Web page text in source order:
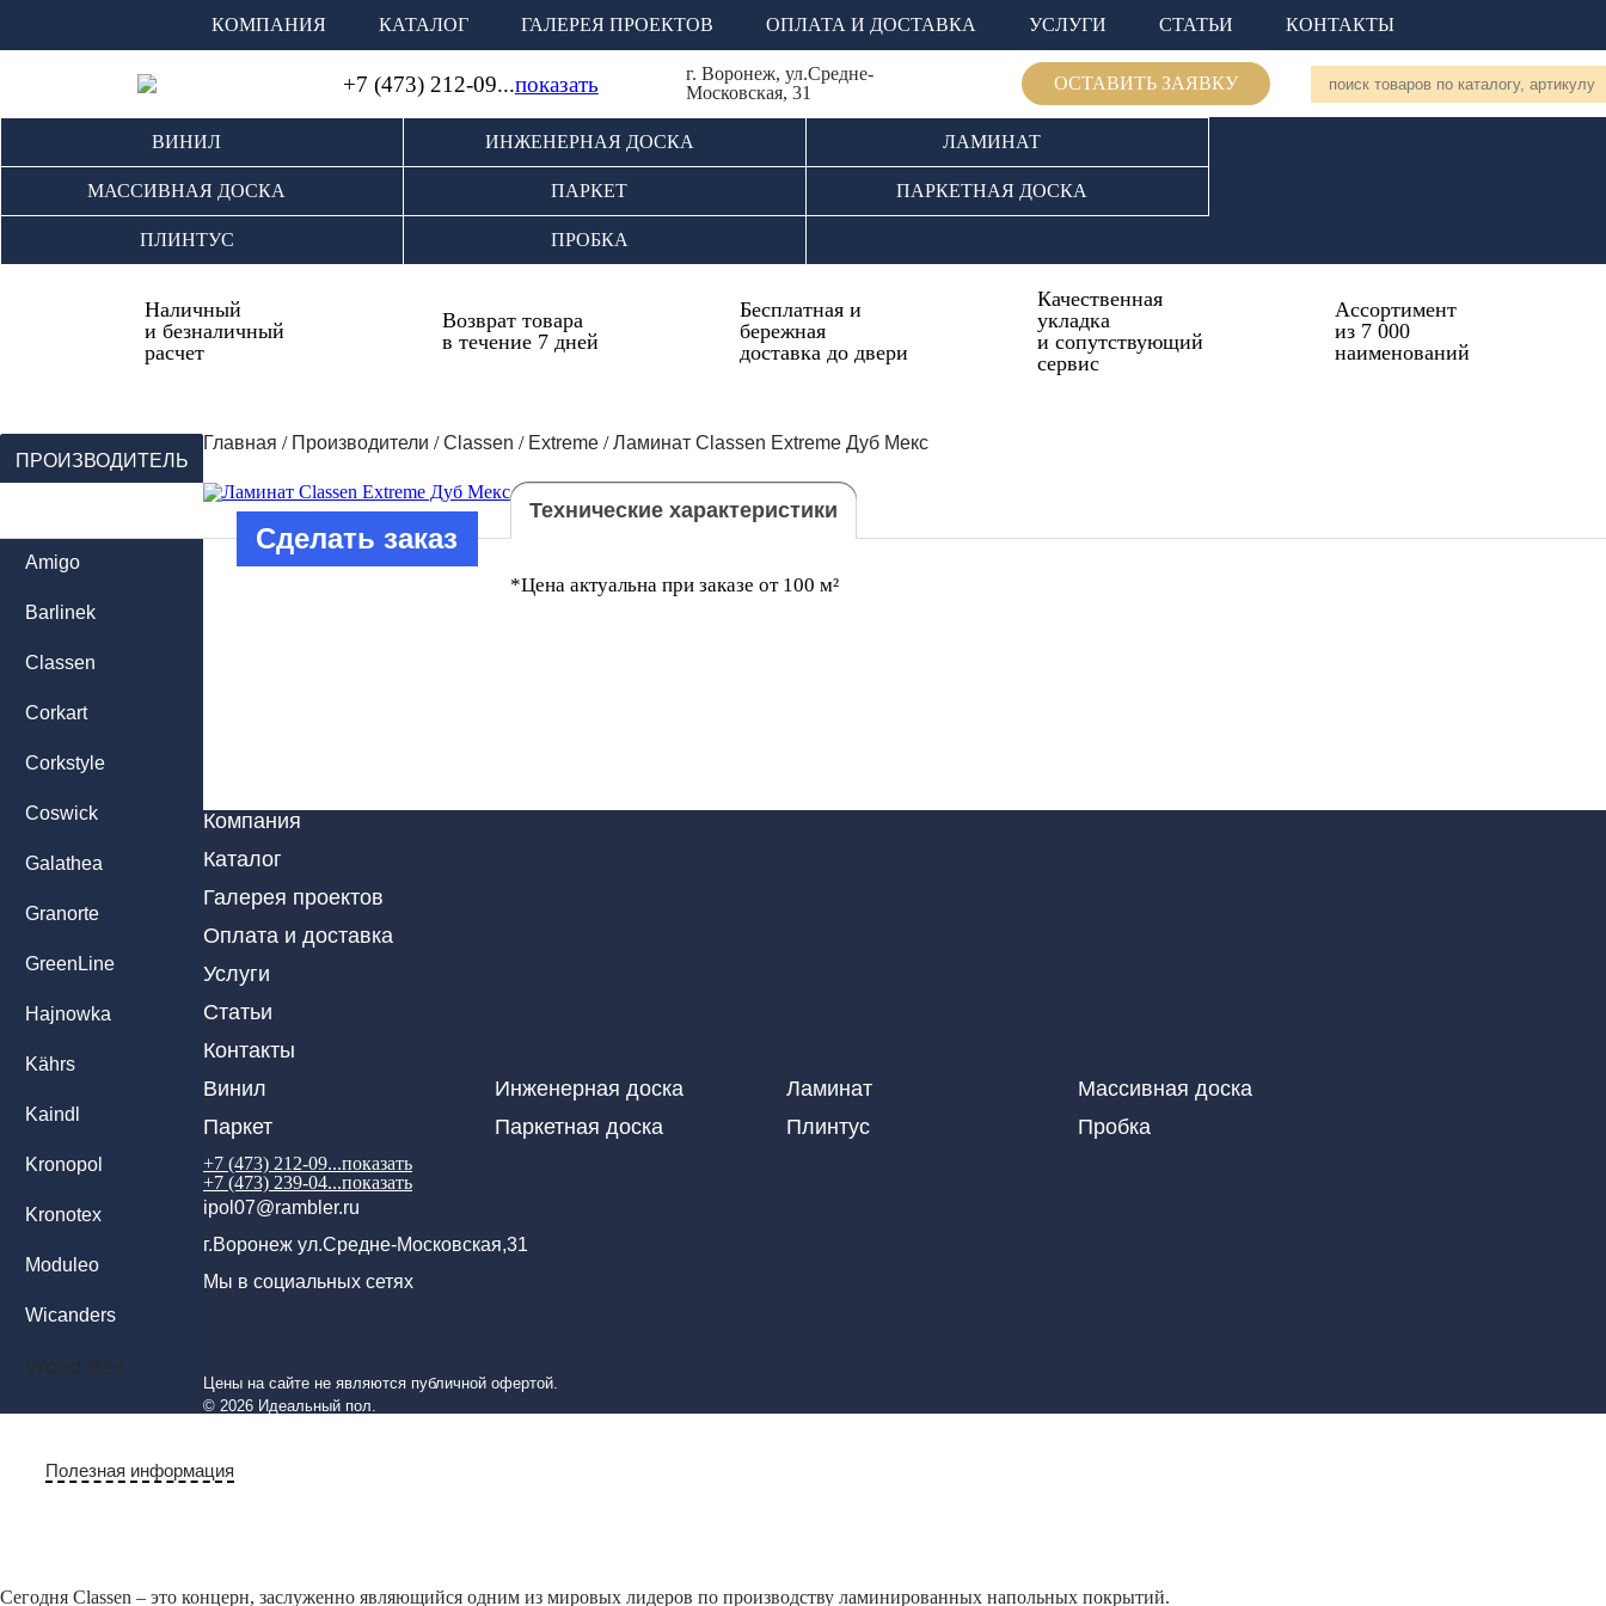
КОМПАНИЯ КАТАЛОГ ГАЛЕРЕЯ ПРОЕКТОВ ОПЛАТА И ДОСТАВКА УСЛУГИ СТАТЬИ КОНТАКТЫ
+7 (473) 212-09...показать
г. Воронеж, ул.Средне-
Московская, 31
ОСТАВИТЬ ЗАЯВКУ
ВИНИЛ ИНЖЕНЕРНАЯ ДОСКА ЛАМИНАТ
МАССИВНАЯ ДОСКА ПАРКЕТ ПАРКЕТНАЯ ДОСКА
ПЛИНТУС ПРОБКА
Наличный
и безналичный
расчет
Возврат товара
в течение 7 дней
Бесплатная и
бережная
доставка до двери
Качественная
укладка
и сопутствующий
сервис
Ассортимент
из 7 000
наименований
ПРОИЗВОДИТЕЛЬ
Amigo
Barlinek
Classen
Corkart
Corkstyle
Coswick
Galathea
Granorte
GreenLine
Hajnowka
Kährs
Kaindl
Kronopol
Kronotex
Moduleo
Wicanders
Wood Bee
Полезная информация
Главная / Производители /Classen / Extreme /Ламинат Classen Extreme Дуб Мекс
Сделать заказ
Технические характеристики
*Цена актуальна при заказе от 100 м²
Сегодня Classen – это концерн, заслуженно являющийся одним из мировых лидеров по производству ламинированных напольных покрытий.
Компания
Каталог
Галерея проектов
Оплата и доставка
Услуги
Статьи
Контакты
Винил
Инженерная доска Ламинат
Массивная доска
Паркет
Паркетная доска Плинтус Пробка
+7 (473) 212-09...показать
+7 (473) 239-04...показать
ipol07@rambler.ru
г.Воронеж ул.Средне-Московская,31
Мы в социальных сетях
Цены на сайте не являются публичной офертой.
© 2026 Идеальный пол.